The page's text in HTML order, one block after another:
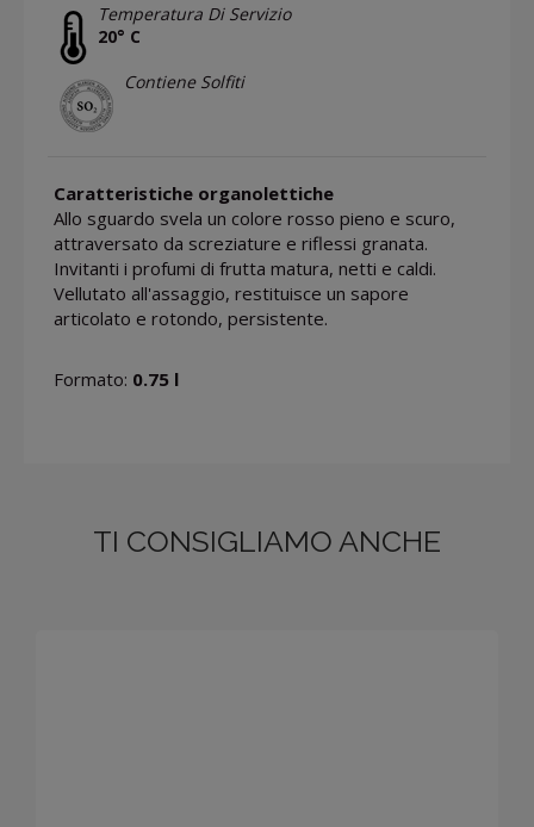
Temperatura Di Servizio
20° C
Contiene Solfiti
Caratteristiche organolettiche
Allo sguardo svela un colore rosso pieno e scuro,
attraversato da screziature e riflessi granata.
Invitanti i profumi di frutta matura, netti e caldi.
Vellutato all'assaggio, restituisce un sapore
articolato e rotondo, persistente.
Formato: 0.75 l
TI CONSIGLIAMO ANCHE